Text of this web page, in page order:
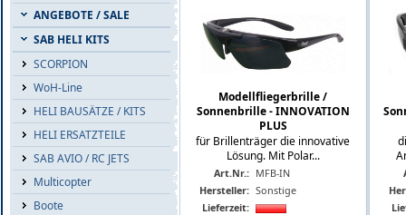
ANGEBOTE / SALE
SAB HELI KITS
SCORPION
WoH-Line
HELI BAUSÄTZE / KITS
HELI ERSATZTEILE
SAB AVIO / RC JETS
Multicopter
Boote
Modellfliegerbrille /
Sonnenbrille - INNOVATION
PLUS
für Brillenträger die innovative
Lösung. Mit Polar...
Art.Nr.: MFB-IN
Hersteller: Sonstige
Lieferzeit: